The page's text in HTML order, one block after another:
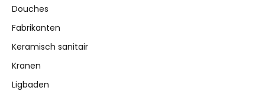
Douches
Fabrikanten
Keramisch sanitair
Kranen
Ligbaden